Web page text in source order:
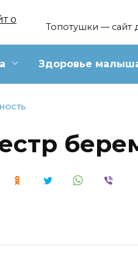
Топотушки — сайт
Здоровье